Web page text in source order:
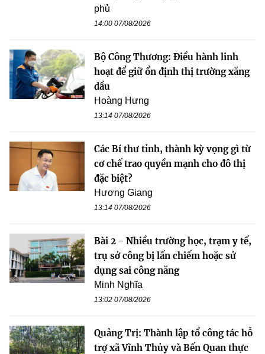
phủ
14:00 07/08/2026
Bộ Công Thương: Điều hành linh
hoạt để giữ ổn định thị trường xăng
dầu
Hoàng Hưng
13:14 07/08/2026
Các Bí thư tỉnh, thành kỳ vọng gì từ
cơ chế trao quyền mạnh cho đô thị
đặc biệt?
Hương Giang
13:14 07/08/2026
Bài 2 - Nhiều trường học, trạm y tế,
trụ sở công bị lấn chiếm hoặc sử
dụng sai công năng
Minh Nghĩa
13:02 07/08/2026
Quảng Trị: Thành lập tổ công tác hỗ
trợ xã Vĩnh Thủy và Bến Quan thực